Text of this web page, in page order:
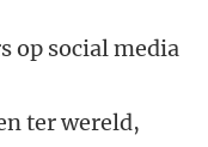
op social media
ter wereld,